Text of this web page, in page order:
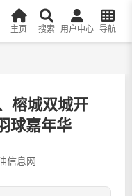
主页 搜索 用户中心 导航
榕城双城开
球嘉年华
信息网